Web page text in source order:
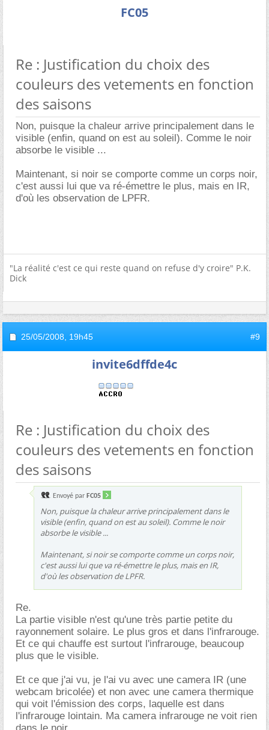
FC05
Re : Justification du choix des
couleurs des vetements en fonction
des saisons
Non, puisque la chaleur arrive principalement dans le
visible (enfin, quand on est au soleil). Comme le noir
absorbe le visible ...
Maintenant, si noir se comporte comme un corps noir,
c'est aussi lui que va ré-émettre le plus, mais en IR,
d'où les observation de LPFR.
"La réalité c'est ce qui reste quand on refuse d'y croire" P.K.
Dick
25/05/2008, 19h45 #9
invite6dffde4c
Re : Justification du choix des
couleurs des vetements en fonction
des saisons
Envoyé par FC05
Non, puisque la chaleur arrive principalement dans le
visible (enfin, quand on est au soleil). Comme le noir
absorbe le visible ...
Maintenant, si noir se comporte comme un corps noir,
c'est aussi lui que va ré-émettre le plus, mais en IR,
d'où les observation de LPFR.
Re.
La partie visible n'est qu'une très partie petite du
rayonnement solaire. Le plus gros et dans l'infrarouge.
Et ce qui chauffe est surtout l'infrarouge, beaucoup
plus que le visible.
Et ce que j'ai vu, je l'ai vu avec une camera IR (une
webcam bricolée) et non avec une camera thermique
qui voit l'émission des corps, laquelle est dans
l'infrarouge lointain. Ma camera infrarouge ne voit rien